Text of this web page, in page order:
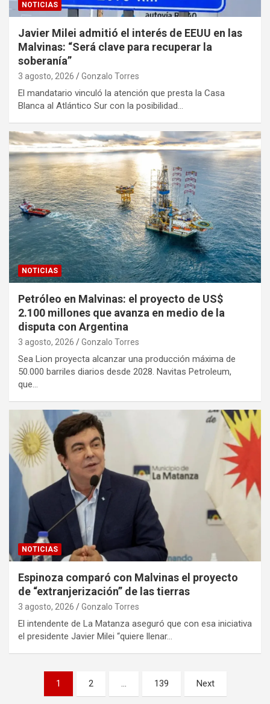
NOTICIAS
Javier Milei admitió el interés de EEUU en las
Malvinas: “Será clave para recuperar la
soberanía”
3 agosto, 2026 Gonzalo Torres
El mandatario vinculó la atención que presta la Casa
Blanca al Atlántico Sur con la posibilidad…
NOTICIAS
Petróleo en Malvinas: el proyecto de US$
2.100 millones que avanza en medio de la
disputa con Argentina
3 agosto, 2026 Gonzalo Torres
Sea Lion proyecta alcanzar una producción máxima de
50.000 barriles diarios desde 2028. Navitas Petroleum,
que…
NOTICIAS
Espinoza comparó con Malvinas el proyecto
de “extranjerización” de las tierras
3 agosto, 2026 Gonzalo Torres
El intendente de La Matanza aseguró que con esa iniciativa
el presidente Javier Milei “quiere llenar…
Paginación
1 2 … 139 Next